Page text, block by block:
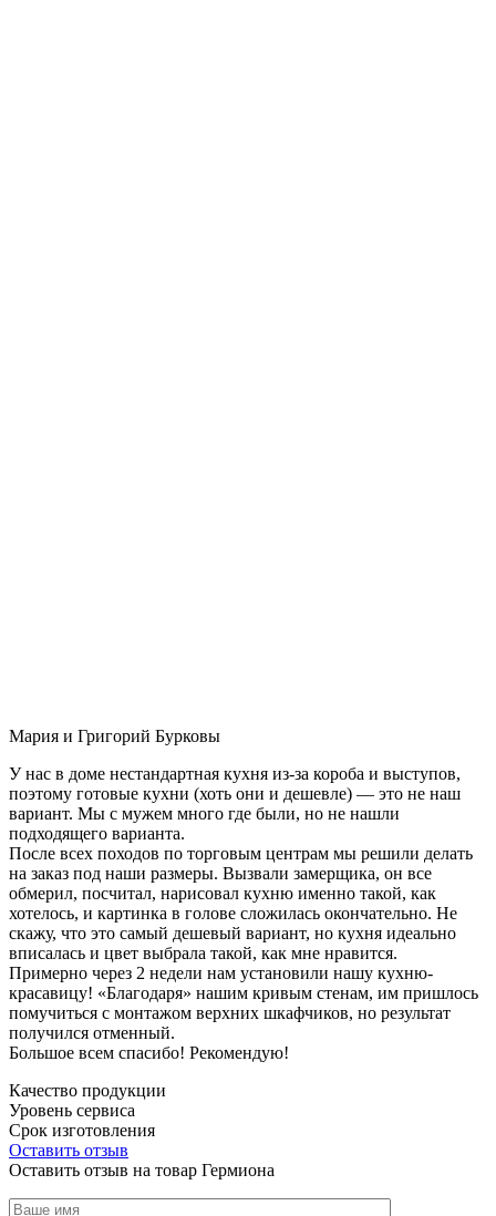
Мария и Григорий Бурковы
У нас в доме нестандартная кухня из-за короба и выступов,
поэтому готовые кухни (хоть они и дешевле) — это не наш
вариант. Мы с мужем много где были, но не нашли
подходящего варианта.
После всех походов по торговым центрам мы решили делать
на заказ под наши размеры. Вызвали замерщика, он все
обмерил, посчитал, нарисовал кухню именно такой, как
хотелось, и картинка в голове сложилась окончательно. Не
скажу, что это самый дешевый вариант, но кухня идеально
вписалась и цвет выбрала такой, как мне нравится.
Примерно через 2 недели нам установили нашу кухню-
красавицу! «Благодаря» нашим кривым стенам, им пришлось
помучиться с монтажом верхних шкафчиков, но результат
получился отменный.
Большое всем спасибо! Рекомендую!
Качество продукции
Уровень сервиса
Срок изготовления
Оставить отзыв
Оставить отзыв на товар Гермиона